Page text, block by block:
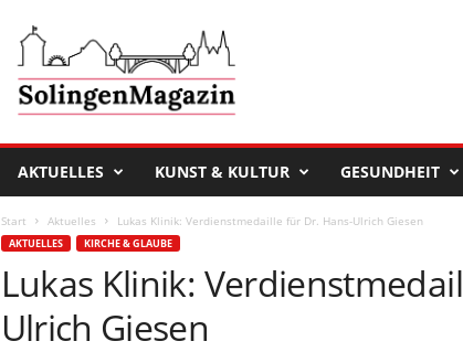
AKTUELLES KUNST & KULTUR GESUNDHEIT
Start Aktuelles Lukas Klinik: Verdienstmedaille für Dr. Hans-Ulrich Giesen
AKTUELLES KIRCHE & GLAUBE
Lukas Klinik:
Ulrich Giesen